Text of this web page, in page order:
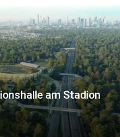
am Stadion